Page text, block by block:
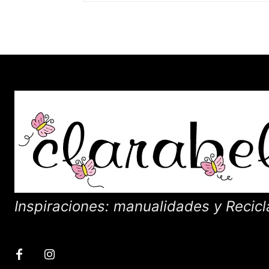
Inspiraciones: manualidades y